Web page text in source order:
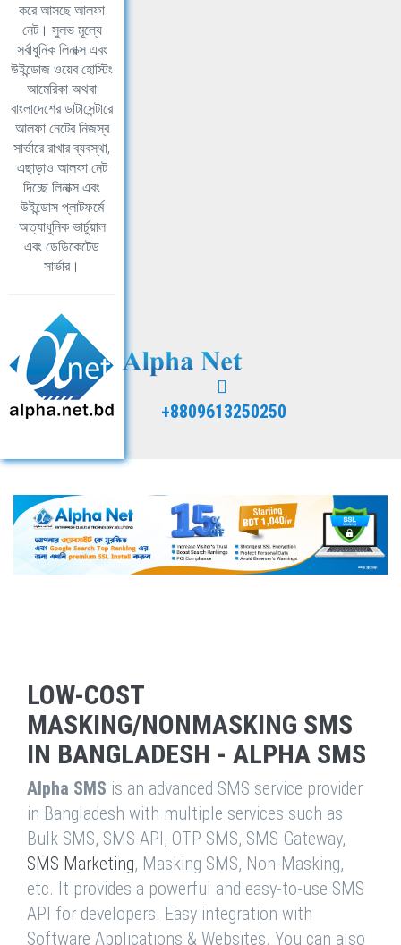
করে আসছে আলফা
নেট। সুলভ মূল্যে
সর্বাধুনিক লিনাক্স এবং
উইন্ডোজ ওয়েব হোস্টিং
আমেরিকা অথবা
বাংলাদেশের ডাটাসেন্টারে
আলফা নেটের নিজস্ব
সার্ভারে রাখার ব্যবস্থা,
এছাড়াও আলফা নেট
দিচ্ছে লিনাক্স এবং
উইন্ডোস প্লাটফর্মে
অত্যাধুনিক ভার্চুয়াল
এবং ডেডিকেটেড
সার্ভার।
+8809613250250
LOW-COST
MASKING/NONMASKING SMS
IN BANGLADESH - ALPHA SMS
Alpha SMS is an advanced SMS service provider
in Bangladesh with multiple services such as
Bulk SMS, SMS API, OTP SMS, SMS Gateway,
SMS Marketing, Masking SMS, Non-Masking,
etc. It provides a powerful and easy-to-use SMS
API for developers. Easy integration with
Software Applications & Websites. You can also